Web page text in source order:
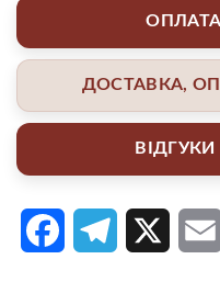
ДОСТАВКА,
ВІДГУКИ
FacebookTelegram